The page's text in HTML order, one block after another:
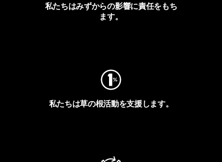
私たちはみずからの影響に責任をもち
ます。
私たちは草の根活動を支援します。